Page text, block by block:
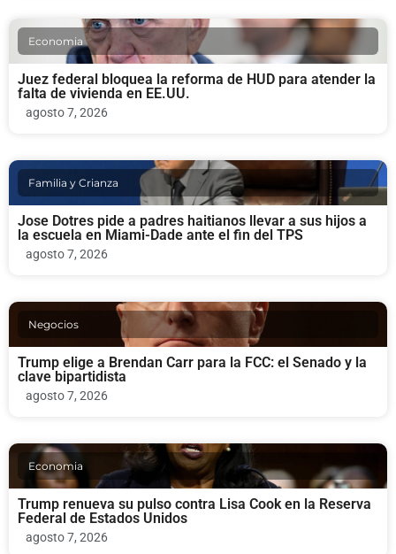
Economia
Juez federal bloquea la reforma de HUD para atender la
falta de vivienda en EE.UU.
agosto 7, 2026
Familia y Crianza
Jose Dotres pide a padres haitianos llevar a sus hijos a
la escuela en Miami-Dade ante el fin del TPS
agosto 7, 2026
Negocios
Trump elige a Brendan Carr para la FCC: el Senado y la
clave bipartidista
agosto 7, 2026
Economia
Trump renueva su pulso contra Lisa Cook en la Reserva
Federal de Estados Unidos
agosto 7, 2026